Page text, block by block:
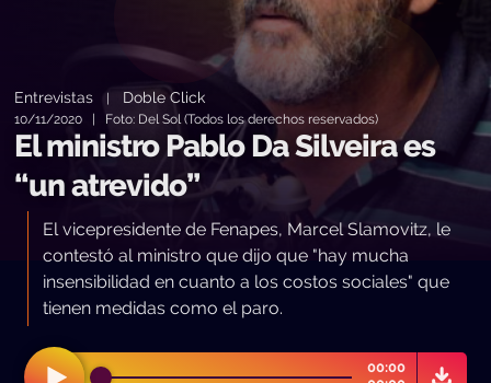
Entrevistas Doble Click
10/11/2020 | Foto: Del Sol (Todos los derechos reservados)
El ministro Pablo Da Silveira es
“un atrevido”
El vicepresidente de Fenapes, Marcel Slamovitz, le
contestó al ministro que dijo que "hay mucha
insensibilidad en cuanto a los costos sociales" que
tienen medidas como el paro.
00:00